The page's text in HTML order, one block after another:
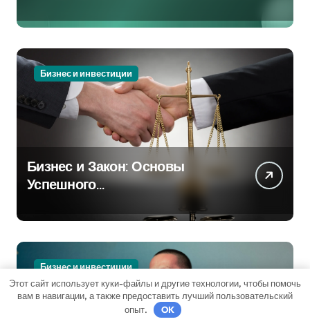
Бизнес и инвестиции
Бизнес и Закон: Основы
Успешного
Бизнес и инвестиции
Этот сайт использует куки-файлы и другие технологии, чтобы помочь
вам в навигации, а также предоставить лучший пользовательский
опыт.
OK